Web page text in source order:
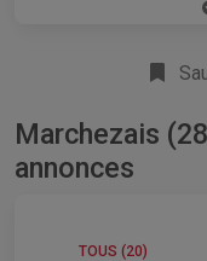
Marchezais
annonces
TOUS (20)